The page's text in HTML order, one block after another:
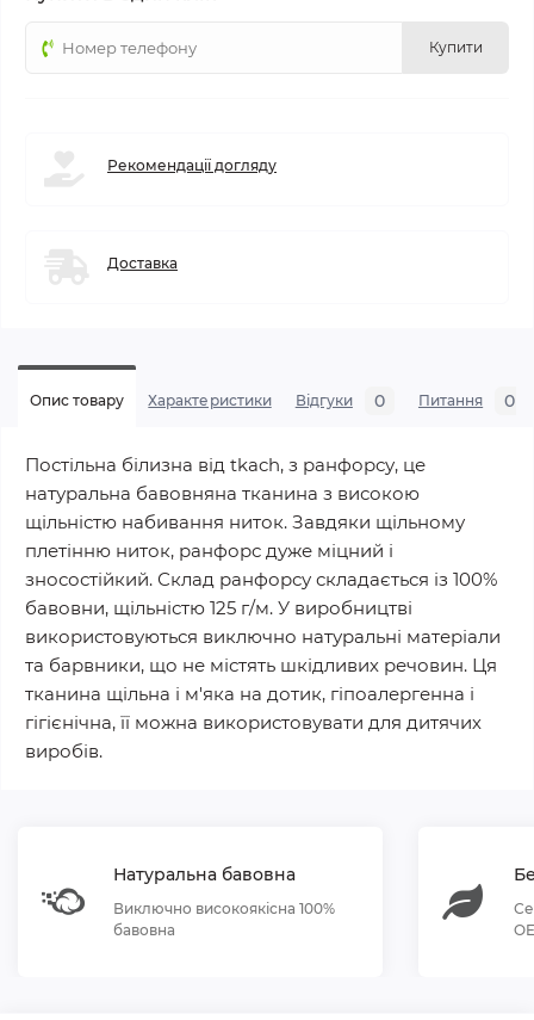
Купити
Рекомендації догляду
Доставка
Опис товару Характеристики Відгуки 0 Питання 0
Постільна білизна від tkach, з ранфорсу, це
натуральна бавовняна тканина з високою
щільністю набивання ниток. Завдяки щільному
плетінню ниток, ранфорс дуже міцний і
зносостійкий. Склад ранфорсу складається із 100%
бавовни, щільністю 125 г/м. У виробництві
використовуються виключно натуральні матеріали
та барвники, що не містять шкідливих речовин. Ця
тканина щільна і м'яка на дотик, гіпоалергенна і
гігієнічна, її можна використовувати для дитячих
виробів.
Натуральна бавовна
Виключно високоякісна 100%
бавовна